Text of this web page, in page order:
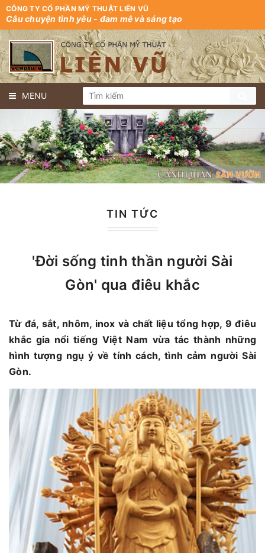
CÔNG TY CỔ PHẦN MỸ THUẬT LIÊN VŨ
Câu chuyện tình yêu - đam mê và sáng tạo
MENU
TIN TỨC
'Đời sống tinh thần người Sài
Gòn' qua điêu khắc
Từ đá, sắt, nhôm, inox và chất liệu tổng hợp, 9 điêu
khắc gia nổi tiếng Việt Nam vừa tác thành những
hình tượng ngụ ý về tính cách, tình cảm người Sài
Gòn.